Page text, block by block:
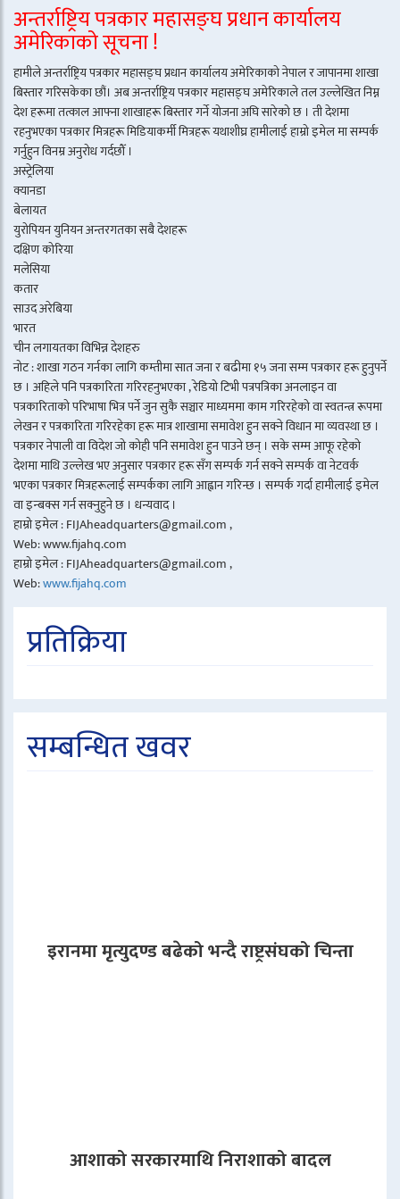
अन्तर्राष्ट्रिय पत्रकार महासङ्घ प्रधान कार्यालय
अमेरिकाको सूचना !
हामीले अन्तर्राष्ट्रिय पत्रकार महासङ्घ प्रधान कार्यालय अमेरिकाको नेपाल र जापानमा शाखा
बिस्तार गरिसकेका छौं। अब अन्तर्राष्ट्रिय पत्रकार महासङ्घ अमेरिकाले तल उल्लेखित निम्न
देश हरूमा तत्काल आफ्ना शाखाहरू बिस्तार गर्ने योजना अघि सारेको छ । ती देशमा
रहनुभएका पत्रकार मित्रहरू मिडियाकर्मी मित्रहरू यथाशीघ्र हामीलाई हाम्रो इमेल मा सम्पर्क
गर्नुहुन विनम्र अनुरोध गर्दछौँ ।
अस्ट्रेलिया
क्यानडा
बेलायत
युरोपियन युनियन अन्तरगतका सबै देशहरू
दक्षिण कोरिया
मलेसिया
कतार
साउद अरेबिया
भारत
चीन लगायतका विभिन्न देशहरु
नोट : शाखा गठन गर्नका लागि कम्तीमा सात जना र बढीमा १५ जना सम्म पत्रकार हरू हुनुपर्ने
छ । अहिले पनि पत्रकारिता गरिरहनुभएका , रेडियो टिभी पत्रपत्रिका अनलाइन वा
पत्रकारिताको परिभाषा भित्र पर्ने जुन सुकै सञ्चार माध्यममा काम गरिरहेको वा स्वतन्त्र रूपमा
लेखन र पत्रकारिता गरिरहेका हरू मात्र शाखामा समावेश हुन सक्ने विधान मा व्यवस्था छ ।
पत्रकार नेपाली वा विदेश जो कोही पनि समावेश हुन पाउने छन् । सके सम्म आफू रहेको
देशमा माथि उल्लेख भए अनुसार पत्रकार हरू सँग सम्पर्क गर्न सक्ने सम्पर्क वा नेटवर्क
भएका पत्रकार मित्रहरूलाई सम्पर्कका लागि आह्वान गरिन्छ । सम्पर्क गर्दा हामीलाई इमेल
वा इन्बक्स गर्न सक्नुहुने छ । धन्यवाद ।
हाम्रो इमेल : FIJAheadquarters@gmail.com ,
Web: www.fijahq.com
हाम्रो इमेल : FIJAheadquarters@gmail.com ,
Web:www.fijahq.com
प्रतिक्रिया
सम्बन्धित खवर
इरानमा मृत्युदण्ड बढेको भन्दै राष्ट्रसंघको चिन्ता
आशाको सरकारमाथि निराशाको बादल